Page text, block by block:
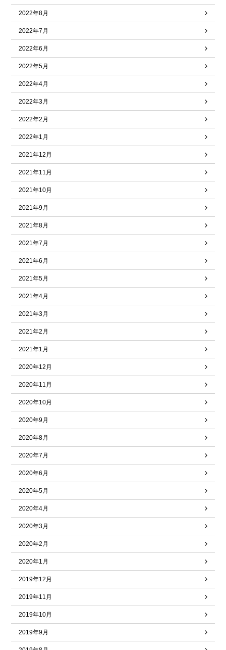
2022年8月
2022年7月
2022年6月
2022年5月
2022年4月
2022年3月
2022年2月
2022年1月
2021年12月
2021年11月
2021年10月
2021年9月
2021年8月
2021年7月
2021年6月
2021年5月
2021年4月
2021年3月
2021年2月
2021年1月
2020年12月
2020年11月
2020年10月
2020年9月
2020年8月
2020年7月
2020年6月
2020年5月
2020年4月
2020年3月
2020年2月
2020年1月
2019年12月
2019年11月
2019年10月
2019年9月